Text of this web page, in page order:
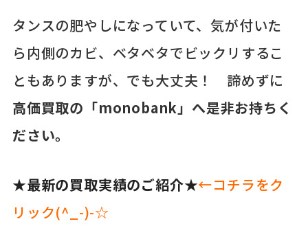
タンスの肥やしになっていて、気が付いた
ら内側のカビ、ベタベタでビックリするこ
ともありますが、でも大丈夫！ 諦めずに
高価買取の「monobank」へ是非お持ちく
ださい。
★最新の買取実績のご紹介★←コチラをク
リック(^_-)-☆